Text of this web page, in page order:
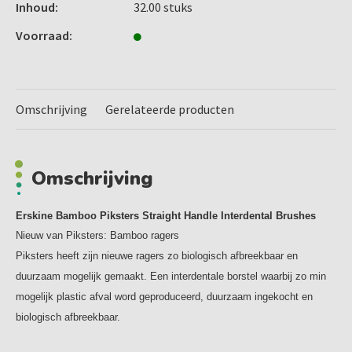
word hij geleverd in een 100% gerecycled biologisch
hygiënisch mee te nemen door het borstelkapje dat op de
rager zit.
De Bamboo Piksters Straight Handle worden geleverd per
32 stuks en zijn verkrijgbaar in de volgende maten:
00 Roze (XX-fine)
0 Donkergrijs (X-fine)
2 Lichtgrijs (fine regular)
3 Geel (regular)
4 Rood (regular large)
5 Blauw (large)
Inhoud:
32.00 stuks
Voorraad:
Omschrijving Gerelateerde producten
Omschrijving
Erskine Bamboo Piksters Straight Handle Interdental Brushes
Nieuw van Piksters: Bamboo ragers
Piksters heeft zijn nieuwe ragers zo biologisch afbreekbaar en
duurzaam mogelijk gemaakt. Een interdentale borstel waarbij zo min
mogelijk plastic afval word geproduceerd, duurzaam ingekocht en
biologisch afbreekbaar.